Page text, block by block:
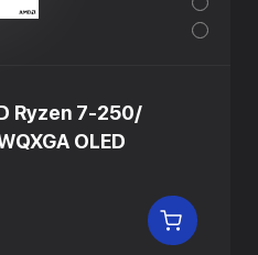
Ryzen 7-250/
OLED
В